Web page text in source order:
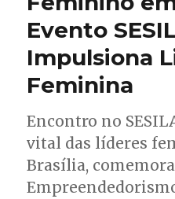
Evento
Impulsiona
Feminina
Encontro no
vital das líderes
Brasília,